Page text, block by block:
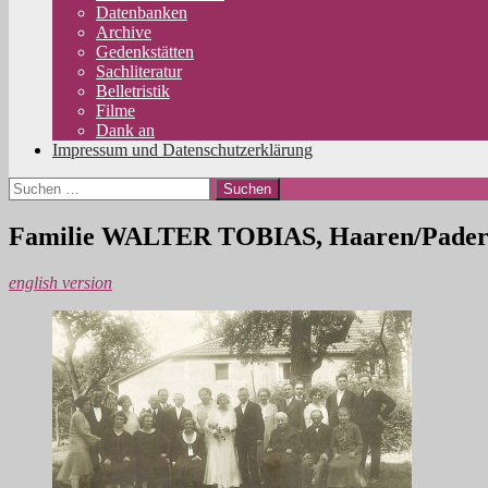
Datenbanken
Archive
Gedenkstätten
Sachliteratur
Belletristik
Filme
Dank an
Impressum und Datenschutzerklärung
Suchen
nach:
Familie WALTER TOBIAS, Haaren/
english version